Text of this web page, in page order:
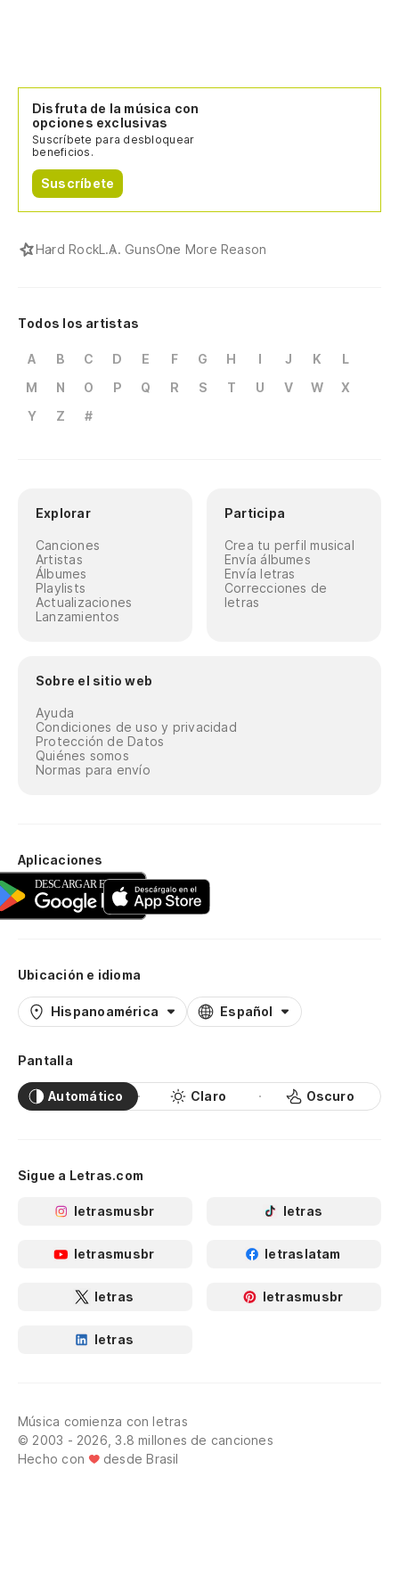
Disfruta de la música con
opciones exclusivas
Suscríbete para desbloquear
beneficios.
Suscríbete
Hard RockL.A. GunsOne More Reason
Todos los artistas
A B C D E F G H I J K
L
M
N O P Q R S T U V W
X
Y
Z #
Explorar
Canciones
Artistas
Álbumes
Playlists
Actualizaciones
Lanzamientos
Participa
Crea tu perfil musical
Envía álbumes
Envía letras
Correcciones de
letras
Sobre el sitio web
Ayuda
Condiciones de uso y privacidad
Protección de Datos
Quiénes somos
Normas para envío
Aplicaciones
Ubicación e idioma
Hispanoamérica Español
Pantalla
Automático Claro Oscuro
Sigue a Letras.com
letrasmusbr letras
letrasmusbr letraslatam
letras letrasmusbr
letras
Música comienza con letras
© 2003 - 2026, 3.8 millones de canciones
Hecho con
desde Brasil